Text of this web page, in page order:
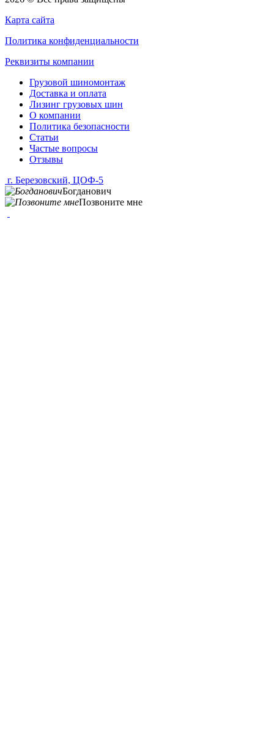
Карта сайта
Политика конфиденциальности
Реквизиты компании
Грузовой шиномонтаж
Доставка и оплата
Лизинг грузовых шин
О компании
Политика безопасности
Статьи
Частые вопросы
Отзывы
г. Березовский, ЦОФ-5
Богданович
Позвоните мне